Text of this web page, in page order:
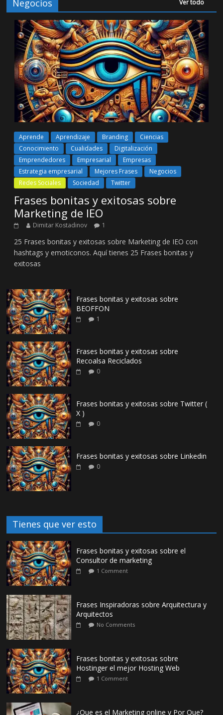
Negocios Ver todo
Aprende Aprendizaje Branding
Ciencias
Conocimiento
Cualidades
Digitalización
Emprendedores
Empresarial
Empresas
Estrategia empresarial
Mejores Frases
Negocios
Redes Sociales
Sociedad Twitter
Frases bonitas y exitosas sobre
Marketing de IEO
Dimitar Kostadinov 1
25 Frases bonitas y exitosas sobre Marketing de IEO con
hashtags y emoticonos. Aquí tienes 25 Frases bonitas y
exitosas
Frases bonitas y exitosas sobre
BEOFFON
1
Frases bonitas y exitosas sobre
Recoalsa Reciclados
0
Frases bonitas y exitosas sobre Twitter (
X )
0
Frases bonitas y exitosas sobre Linkedin
0
Tienes que ver esto
Frases bonitas y exitosas sobre el
Consultor de marketing
1 Comment
Frases Inspiradoras sobre Arquitectura y
Arquitectos
No Comments
Frases bonitas y exitosas sobre
Hostinger el mejor Hosting Web
1 Comment
¿Que es el Marketing online y Por Que?